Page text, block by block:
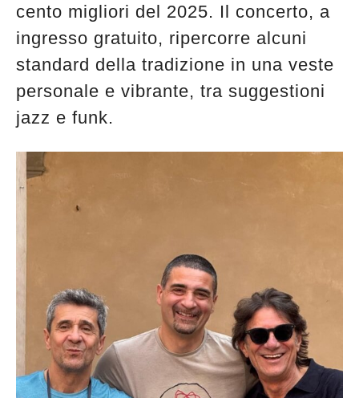
cento migliori del 2025. Il concerto, a
ingresso gratuito, ripercorre alcuni
standard della tradizione in una veste
personale e vibrante, tra suggestioni
jazz e funk.